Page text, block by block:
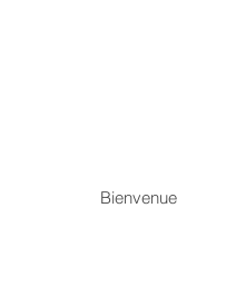
Bienvenue